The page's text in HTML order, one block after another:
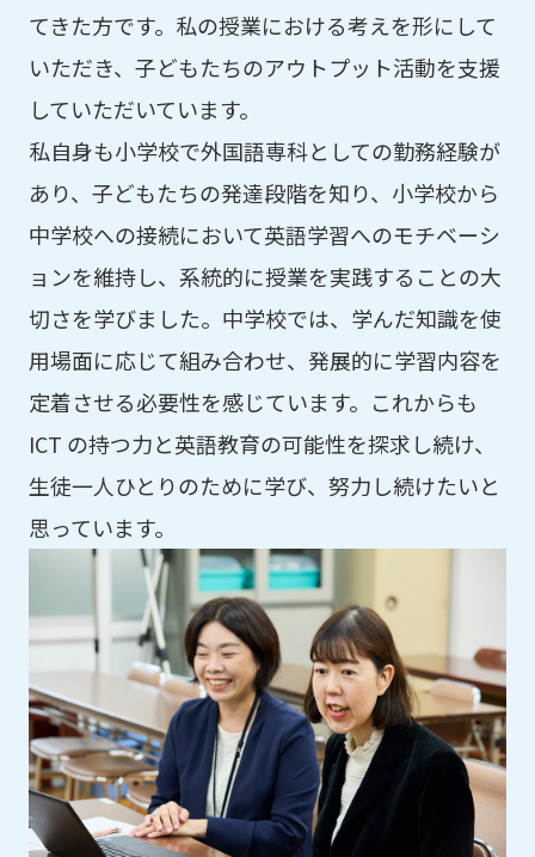
てきた方です。私の授業における考えを形にして
いただき、子どもたちのアウトプット活動を支援
していただいています。
私自身も小学校で外国語専科としての勤務経験が
あり、子どもたちの発達段階を知り、小学校から
中学校への接続において英語学習へのモチベーシ
ョンを維持し、系統的に授業を実践することの大
切さを学びました。中学校では、学んだ知識を使
用場面に応じて組み合わせ、発展的に学習内容を
定着させる必要性を感じています。これからも
ICT の持つ力と英語教育の可能性を探求し続け、
生徒一人ひとりのために学び、努力し続けたいと
思っています。